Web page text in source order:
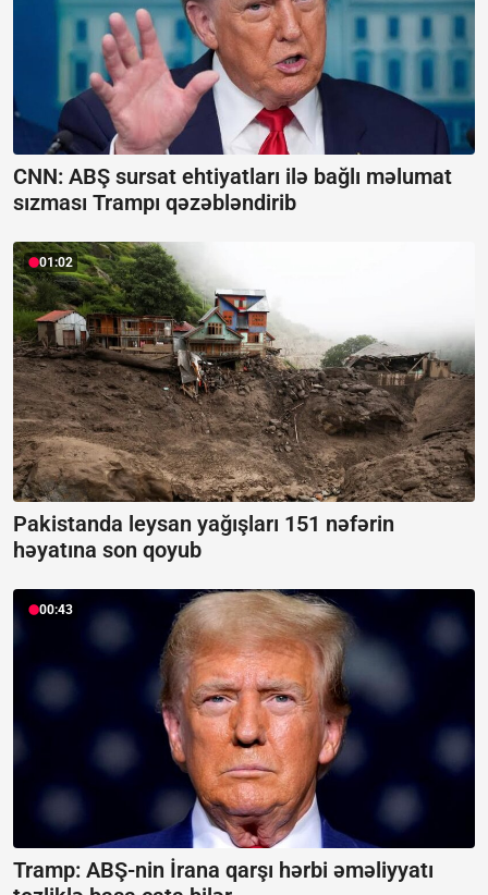
CNN: ABŞ sursat ehtiyatları ilə bağlı məlumat
sızması Trampı qəzəbləndirib
01:02
Pakistanda leysan yağışları 151 nəfərin
həyatına son qoyub
00:43
Tramp: ABŞ-nin İrana qarşı hərbi əməliyyatı